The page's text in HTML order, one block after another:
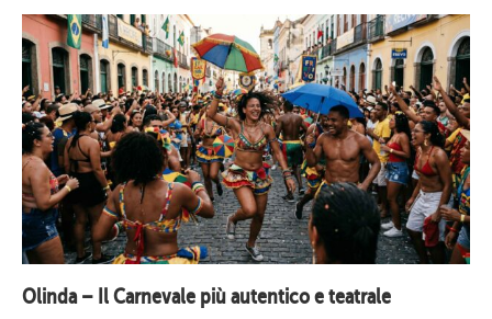
Olinda – Il Carnevale più autentico e teatrale